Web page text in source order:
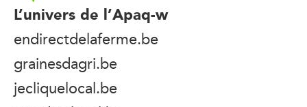
L’univers de l’Apaq-w
endirectdelaferme.be
grainesdagri.be
jecliquelocal.be